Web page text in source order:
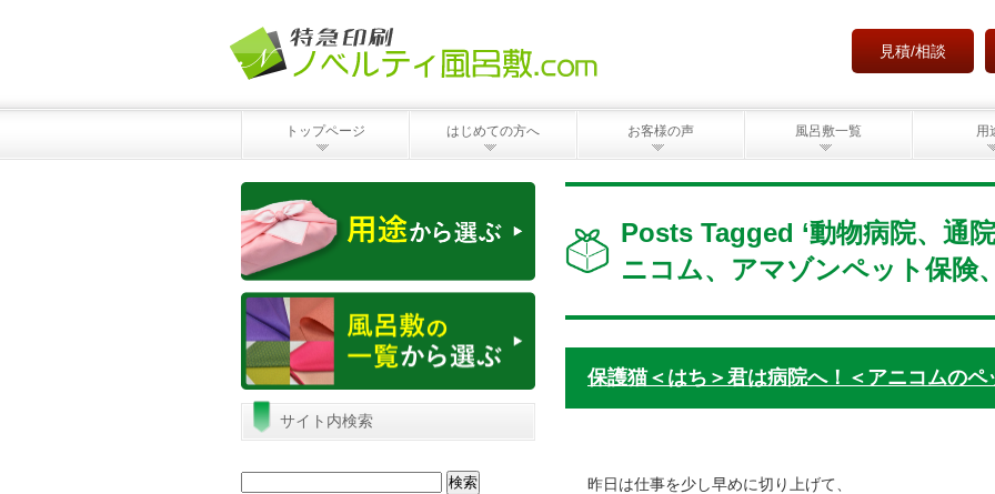
見積/相談
トップページ はじめての方へ お客様の声 風呂敷一覧 用
Posts Tagged ‘動物病院、通
ニコム、アマゾンペット保険
保護猫＜はち＞君は病院へ！＜アニコムの
昨日は仕事を少し早めに切り上げて、
サイト内検索